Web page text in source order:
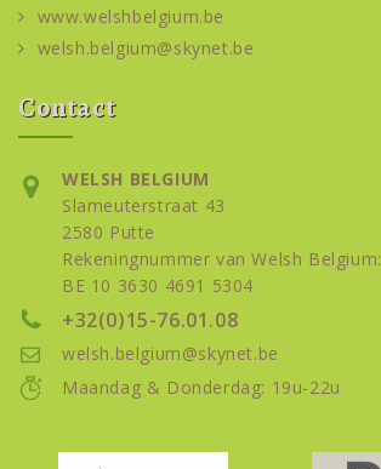
www.welshbelgium.be
welsh.belgium@skynet.be
Contact
WELSH BELGIUM
Slameuterstraat 43
2580 Putte
Rekeningnummer van Welsh Belgium:
BE 10 3630 4691 5304
+32(0)15-76.01.08
welsh.belgium@skynet.be
Maandag & Donderdag: 19u-22u